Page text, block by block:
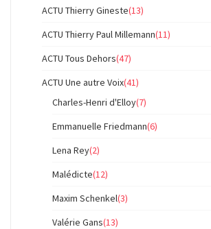
ACTU Thierry Gineste(13)
ACTU Thierry Paul Millemann(11)
ACTU Tous Dehors(47)
ACTU Une autre Voix(41)
Charles-Henri d'Elloy(7)
Emmanuelle Friedmann(6)
Lena Rey(2)
Malédicte(12)
Maxim Schenkel(3)
Valérie Gans(13)